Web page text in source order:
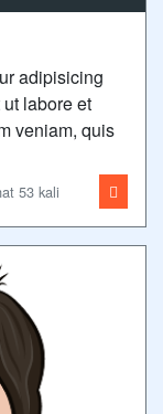
adipisicing
labore et
veniam, quis
53 kali